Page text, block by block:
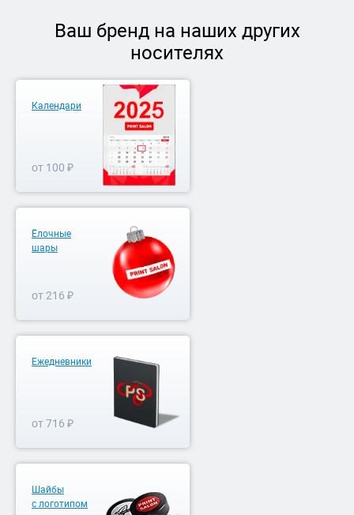
Ваш бренд на наших других
носителях
Календари
от 100 ₽
Ёлочные
шары
от 216 ₽
Ежедневники
от 716 ₽
Шайбы
с логотипом